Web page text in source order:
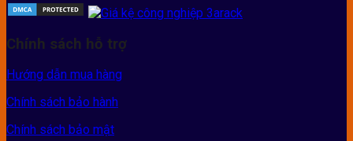
Chính sách hỗ trợ
Hướng dẫn mua hàng
Chính sách bảo hành
Chính sách bảo mật